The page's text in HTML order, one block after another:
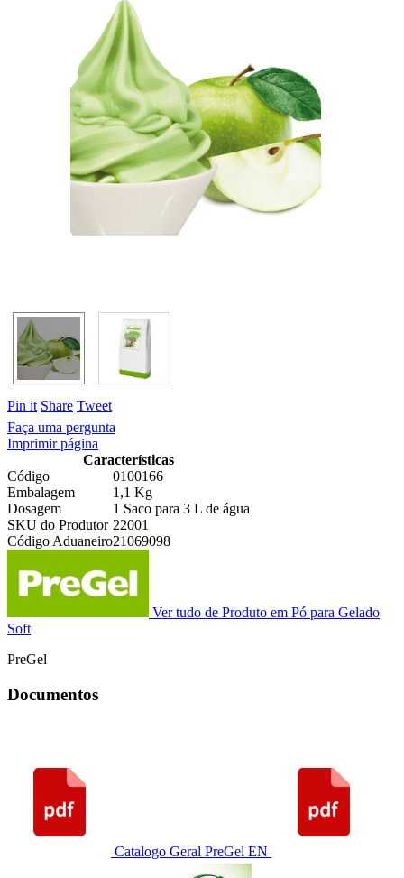
Pin it Share Tweet
Faça uma pergunta
Imprimir página
Características
Código
0100166
Embalagem
1,1 Kg
Dosagem
1 Saco para 3 L de água
SKU do Produtor 22001
Código Aduaneiro21069098
Ver tudo de Produto em Pó para Gelado
Soft
PreGel
Documentos
Catalogo Geral PreGel EN